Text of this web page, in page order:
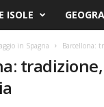
ISOLE
in Spagna Barcellona: